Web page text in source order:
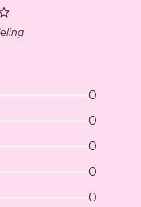
0
0
0
0
0